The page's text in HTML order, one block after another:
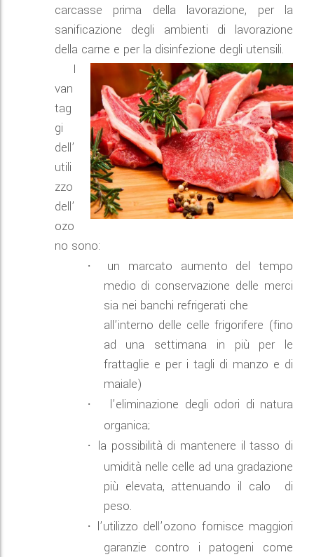
carcasse prima della lavorazione, per la
sanificazione degli ambienti di lavorazione
della carne e per la disinfezione degli utensili.
I
van
tag
gi
dell’
utili
zzo
dell’
ozo
no sono:
· un marcato aumento del tempo
medio di conservazione delle merci
sia nei banchi refrigerati che
all’interno delle celle frigorifere (fino
ad una settimana in più per le
frattaglie e per i tagli di manzo e di
maiale)
·
l’eliminazione degli odori di natura
organica;
·
la possibilità di mantenere il tasso di
umidità nelle celle ad una gradazione
più elevata, attenuando il calo di
peso.
· l’utilizzo dell’ozono fornisce maggiori
garanzie contro i patogeni come